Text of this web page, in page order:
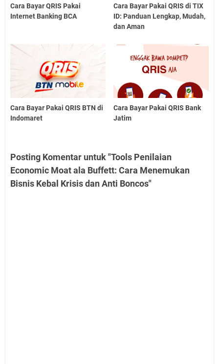
Cara Bayar QRIS Pakai
Internet Banking BCA
Cara Bayar Pakai QRIS di TIX
ID: Panduan Lengkap, Mudah,
dan Aman
Cara Bayar Pakai QRIS BTN di
Indomaret
Cara Bayar Pakai QRIS Bank
Jatim
Posting Komentar untuk "Tools Penilaian
Economic Moat ala Buffett: Cara Menemukan
Bisnis Kebal Krisis dan Anti Boncos"